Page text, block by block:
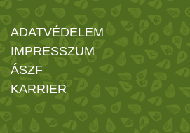
ADATVÉDELEM
IMPRESSZUM
ÁSZF
KARRIER